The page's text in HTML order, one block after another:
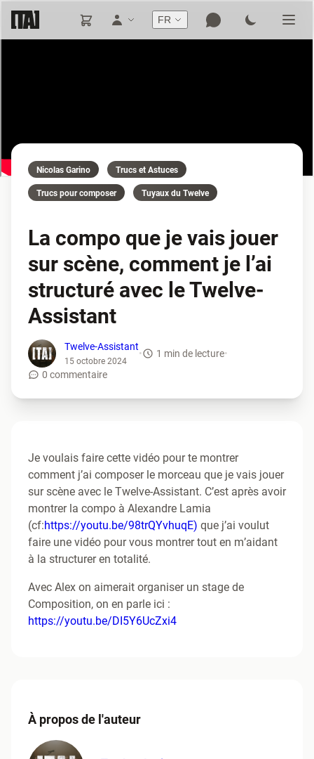
FR
Nicolas Garino Trucs et Astuces
Trucs pour composer Tuyaux du Twelve
La compo que je vais jouer
sur scène, comment je l’ai
structuré avec le Twelve-
Assistant
Twelve-Assistant
15 octobre 2024
• 1 min de lecture•
0 commentaire
Je voulais faire cette vidéo pour te montrer
comment j’ai composer le morceau que je vais jouer
sur scène avec le Twelve-Assistant. C’est après avoir
montrer la compo à Alexandre Lamia
(cf:https://youtu.be/98trQYvhuqE) que j’ai voulut
faire une vidéo pour vous montrer tout en m’aidant
à la structurer en totalité.
Avec Alex on aimerait organiser un stage de
Composition, on en parle ici :
https://youtu.be/DI5Y6UcZxi4
À propos de l'auteur